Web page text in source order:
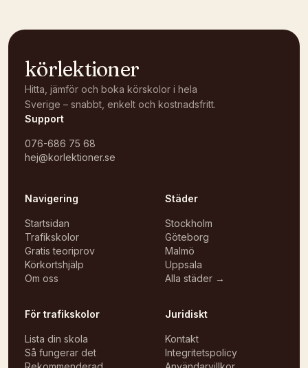
körlektioner
Hitta, jämför och boka körskolor i hela
Sverige – snabbt, enkelt och kostnadsfritt.
Support
076-686 75 68
hej@korlektioner.se
Navigering
Startsidan
Trafikskolor
Gratis teoriprov
Körkortshjälp
Om oss
Städer
Stockholm
Göteborg
Malmö
Uppsala
Alla städer →
För trafikskolor
Lista din skola
Så fungerar det
Juridiskt
Kontakt
Integritetspolicy